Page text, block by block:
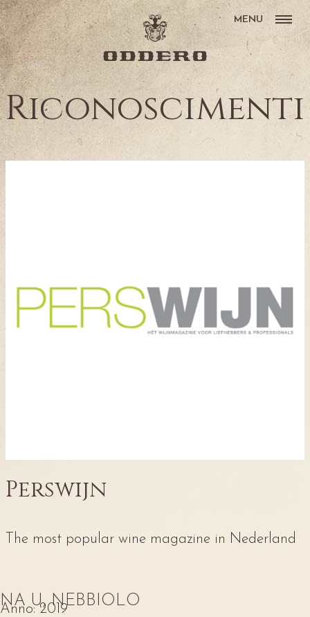
MENU
Riconoscimenti
Perswijn
The most popular wine magazine in Nederland
NA U, NEBBIOLO
Anno: 2019